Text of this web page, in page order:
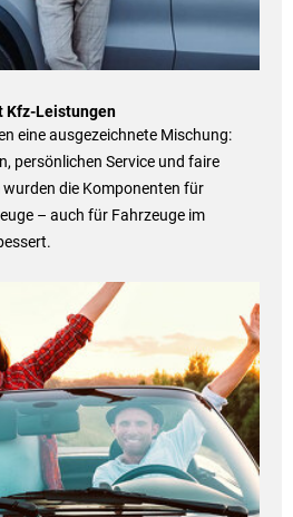
Kfz-Leistungen
eine ausgezeichnete Mischung:
persönlichen Service und faire
die Komponenten für
– auch für Fahrzeuge im